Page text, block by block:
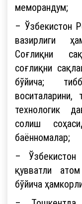
меморандум;
– Ўзбекистон
вазирлиги
Соғлиқни
соғлиқни
бўйича;
технологик
солиш
баённомалар;
– Ўзбекистон
қувватли
бўйича